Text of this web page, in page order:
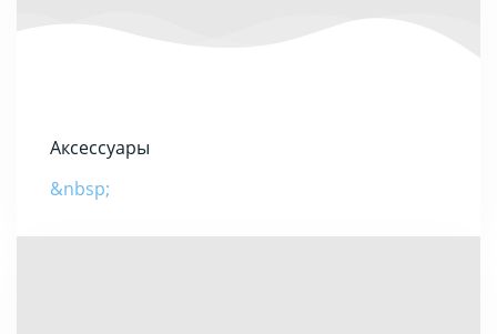
Аксессуары
&nbsp;